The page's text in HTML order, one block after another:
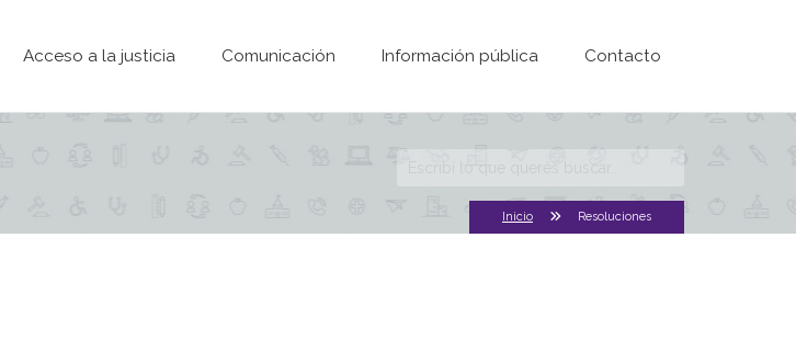
Acceso a la justicia Comunicación Información pública Contacto
Formulario de
búsqueda
Inicio Resoluciones